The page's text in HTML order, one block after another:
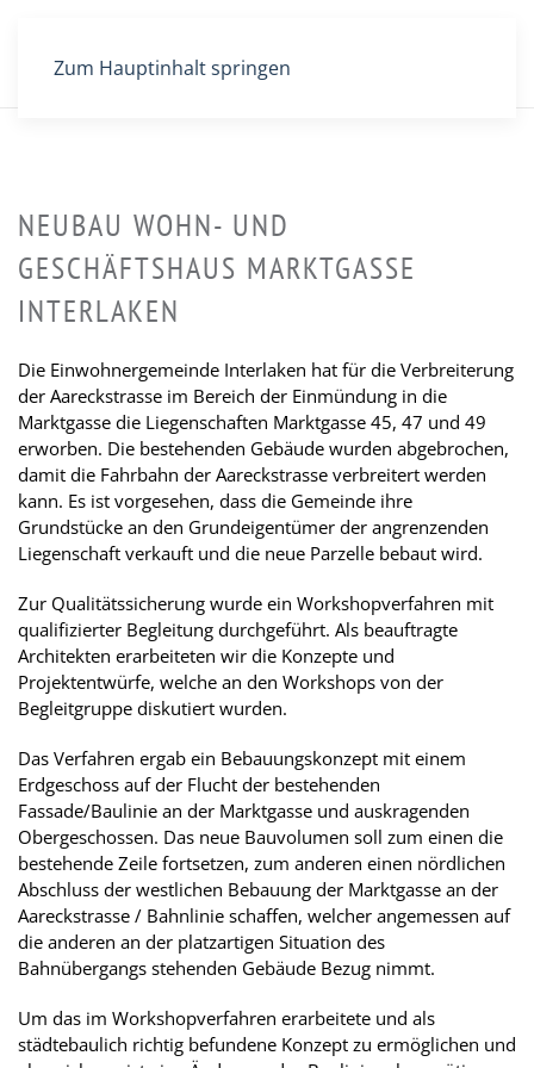
Zum Hauptinhalt springen
NEUBAU WOHN- UND
GESCHÄFTSHAUS MARKTGASSE
INTERLAKEN
Die Einwohnergemeinde Interlaken hat für die Verbreiterung
der Aareckstrasse im Bereich der Einmündung in die
Marktgasse die Liegenschaften Marktgasse 45, 47 und 49
erworben. Die bestehenden Gebäude wurden abgebrochen,
damit die Fahrbahn der Aareckstrasse verbreitert werden
kann. Es ist vorgesehen, dass die Gemeinde ihre
Grundstücke an den Grundeigentümer der angrenzenden
Liegenschaft verkauft und die neue Parzelle bebaut wird.
Zur Qualitätssicherung wurde ein Workshopverfahren mit
qualifizierter Begleitung durchgeführt. Als beauftragte
Architekten erarbeiteten wir die Konzepte und
Projektentwürfe, welche an den Workshops von der
Begleitgruppe diskutiert wurden.
Das Verfahren ergab ein Bebauungskonzept mit einem
Erdgeschoss auf der Flucht der bestehenden
Fassade/Baulinie an der Marktgasse und auskragenden
Obergeschossen. Das neue Bauvolumen soll zum einen die
bestehende Zeile fortsetzen, zum anderen einen nördlichen
Abschluss der westlichen Bebauung der Marktgasse an der
Aareckstrasse / Bahnlinie schaffen, welcher angemessen auf
die anderen an der platzartigen Situation des
Bahnübergangs stehenden Gebäude Bezug nimmt.
Um das im Workshopverfahren erarbeitete und als
städtebaulich richtig befundene Konzept zu ermöglichen und